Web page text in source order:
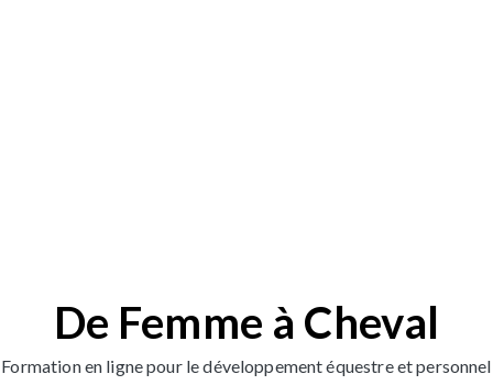
De Femme à Cheval
Formation en ligne pour le développement équestre et personnel